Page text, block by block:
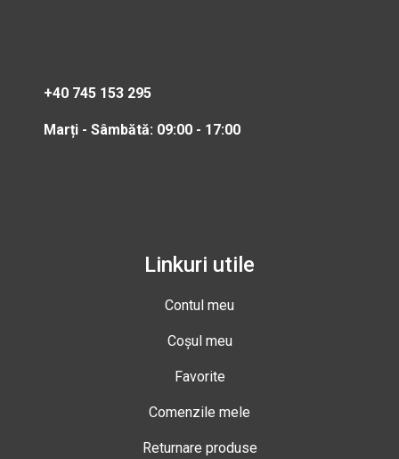
+40 745 153 295
Marți - Sâmbătă: 09:00 - 17:00
Linkuri utile
Contul meu
Coșul meu
Favorite
Comenzile mele
Returnare produse